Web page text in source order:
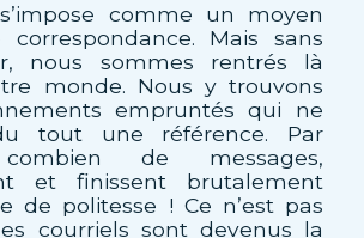
comme un moyen
Mais sans
nous sommes rentrés là
monde. Nous y trouvons
empruntés qui ne
tout une référence. Par
de messages,
et finissent brutalement
de politesse ! Ce n’est pas
courriels sont devenus la